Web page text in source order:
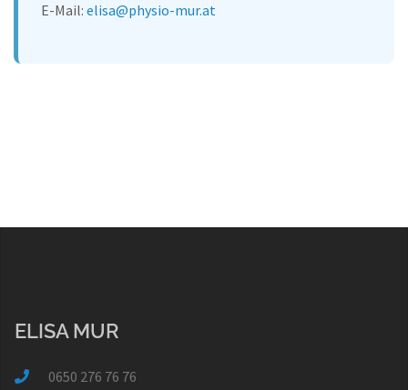
E-Mail: elisa@physio-mur.at
ELISA MUR
0650 276 76 76